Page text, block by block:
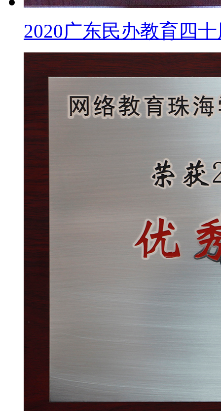
2020广东民办教育四